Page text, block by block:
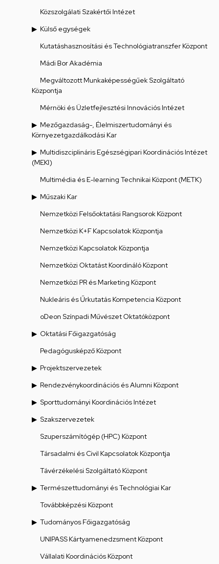
Közszolgálati Szakértői Intézet
Külső egységek
Kutatáshasznosítási és Technológiatranszfer Központ
Mádi Bor Akadémia
Megváltozott Munkaképességűek Szolgáltató
Központja
Mérnöki és Üzletfejlesztési Innovációs Intézet
Mezőgazdaság-, Élelmiszertudományi és
Környezetgazdálkodási Kar
Multidiszciplináris Egészségipari Koordinációs Intézet
(MEKI)
Multimédia és E-learning Technikai Központ (METK)
Műszaki Kar
Nemzetközi Felsőoktatási Rangsorok Központ
Nemzetközi K+F Kapcsolatok Központja
Nemzetközi Kapcsolatok Központja
Nemzetközi Oktatást Koordináló Központ
Nemzetközi PR és Marketing Központ
Nukleáris és Űrkutatás Kompetencia Központ
oDeon Színpadi Művészet Oktatóközpont
Oktatási Főigazgatóság
Pedagógusképző Központ
Projektszervezetek
Rendezvénykoordinációs és Alumni Központ
Sporttudományi Koordinációs Intézet
Szakszervezetek
Szuperszámítógép (HPC) Központ
Társadalmi és Civil Kapcsolatok Központja
Távérzékelési Szolgáltató Központ
Természettudományi és Technológiai Kar
Továbbképzési Központ
Tudományos Főigazgatóság
UNIPASS Kártyamenedzsment Központ
Vállalati Koordinációs Központ